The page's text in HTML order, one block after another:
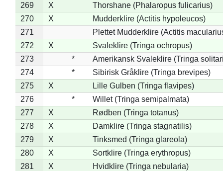
269
X
Thorshane (Phalaropus fulicarius)
270
X
Mudderklire (Actitis hypoleucos)
271
Plettet Mudderklire (Actitis
272
X
Svaleklire (Tringa ochropus)
273
*
Amerikansk Svaleklire (Tringa
274
*
Sibirisk Gråklire (Tringa brevipes)
275
X
Lille Gulben (Tringa flavipes)
276
*
Willet (Tringa semipalmata)
277
X
Rødben (Tringa totanus)
278
X
Damklire (Tringa stagnatilis)
279
X
Tinksmed (Tringa glareola)
280
X
Sortklire (Tringa erythropus)
281
X
Hvidklire (Tringa nebularia)